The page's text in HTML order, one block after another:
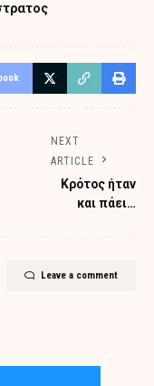
NEXT
ARTICLE
Κρότος ήταν
και πάει…
Leave a comment